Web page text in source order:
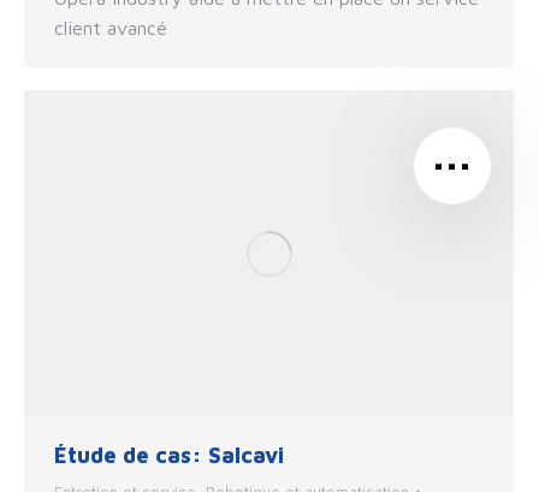
client avancé
Étude de cas: Salcavi
…